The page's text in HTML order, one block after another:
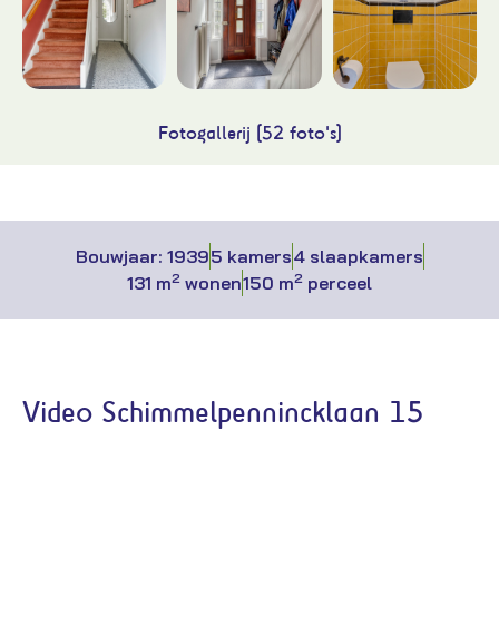
Fotogallerij (52 foto's)
Bouwjaar: 19395 kamers4 slaapkamers
131 m2 wonen150 m2 perceel
Video Schimmelpennincklaan 15